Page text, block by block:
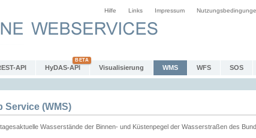
Hilfe Links Impressum
API HyDAS-API Visualisierung WMS WFS SOS
Service (WMS)
Wasserstände der Binnen- und Küstenpegel der Wasserstraßen des